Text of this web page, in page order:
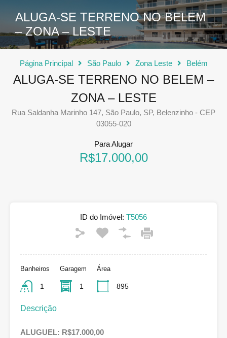
ALUGA-SE TERRENO NO BELEM
– ZONA – LESTE
Página Principal São Paulo Zona Leste Belém
ALUGA-SE TERRENO NO BELEM –
ZONA – LESTE
Rua Saldanha Marinho 147, São Paulo, SP, Belenzinho - CEP
03055-020
Para Alugar
R$17.000,00
ID do Imóvel: T5056
Banheiros
1
Garagem
1
Área
895
Descrição
ALUGUEL: R$17.000,00